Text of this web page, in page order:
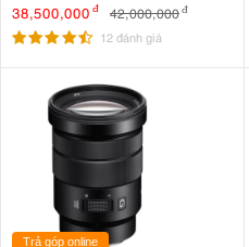
Sony + SmallRig Cage for Sony
ZV-E10 II 4867
38,500,000 đ 42,000,000đ
12 đánh giá
Trả góp online